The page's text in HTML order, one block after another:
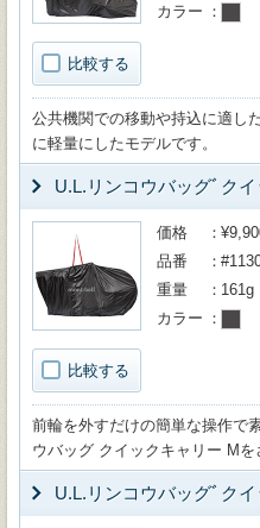
比較する
カラー
公共機関での移動や持込に適し
に軽量にしたモデルです。
U.L.リンコウバッグﾞク
比較する
価格
品番
重量
161g
カラー
前輪を外すだけの簡単な操作で
ウバッグ クイックキャリー Mを
U.L.リンコウバッグﾞク